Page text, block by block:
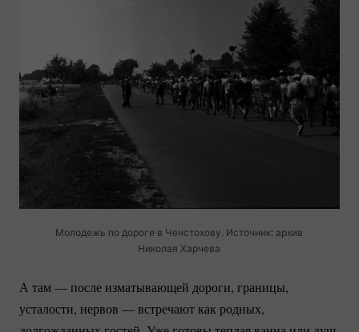
Молодежь по дороге в Ченстохову. Источник: архив
Николая Харчева
А там — после изматывающей дороги, границы,
усталости, нервов — встречают как родных,